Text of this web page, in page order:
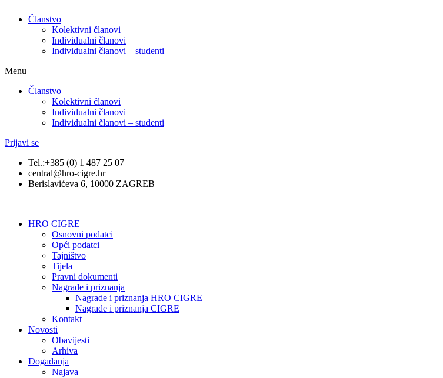
Članstvo
Kolektivni članovi
Individualni članovi
Individualni članovi – studenti
Menu
Članstvo
Kolektivni članovi
Individualni članovi
Individualni članovi – studenti
Prijavi se
Tel.:+385 (0) 1 487 25 07
central@hro-cigre.hr
Berislavićeva 6, 10000 ZAGREB
HRO CIGRE
Osnovni podatci​
Opći podatci
Tajništvo
Tijela
Pravni dokumenti
Nagrade i priznanja
Nagrade i priznanja HRO CIGRE
Nagrade i priznanja CIGRE
Kontakt
Novosti
Obavijesti
Arhiva
Događanja
Najava